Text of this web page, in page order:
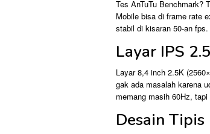
Tes AnTuTu Benchmark?
Mobile bisa di frame rate
stabil di kisaran 50-an fps.
Layar IPS
Layar 8,4 inch 2.5K
gak ada masalah karena
memang masih 60Hz,
Desain